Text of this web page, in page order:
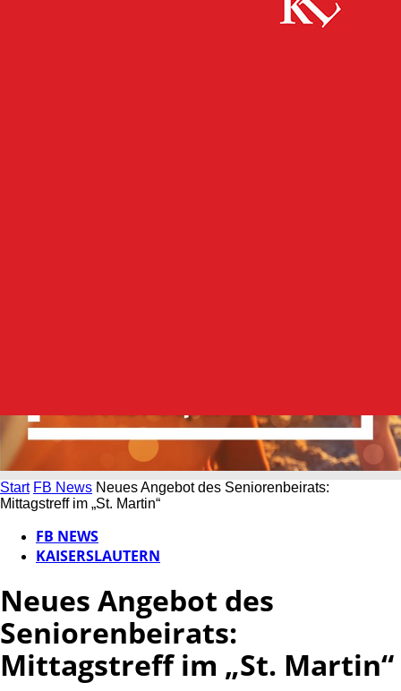
Start FB News Neues Angebot des Seniorenbeirats:
Mittagstreff im „St. Martin“
FB NEWS
KAISERSLAUTERN
Neues Angebot des
Seniorenbeirats:
Mittagstreff im „St. Martin“